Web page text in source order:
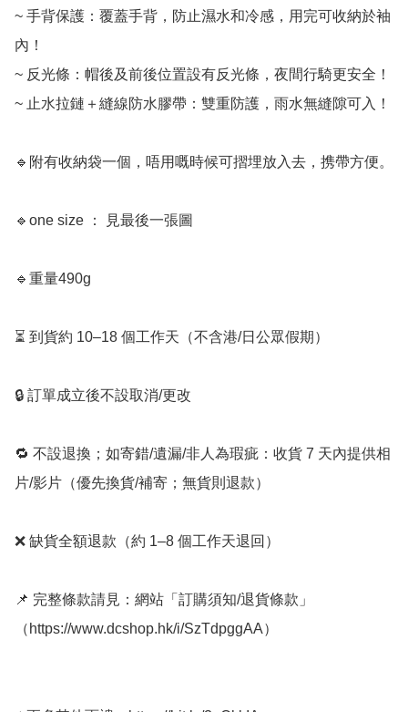
~ 手背保護：覆蓋手背，防止濕水和冷感，用完可收納於袖
內！
~ 反光條：帽後及前後位置設有反光條，夜間行騎更安全！
~ 止水拉鏈＋縫線防水膠帶：雙重防護，雨水無縫隙可入！
🔹附有收納袋一個，唔用嘅時候可摺埋放入去，携帶方便。
🔹one size ： 見最後一張圖
🔹重量490g
⏳ 到貨約 10–18 個工作天（不含港/日公眾假期）
🔒 訂單成立後不設取消/更改
🔁 不設退換；如寄錯/遺漏/非人為瑕疵：收貨 7 天內提供相
片/影片（優先換貨/補寄；無貨則退款）
❌ 缺貨全額退款（約 1–8 個工作天退回）
📌 完整條款請見：網站「訂購須知/退貨條款」
（https://www.dcshop.hk/i/SzTdpggAA）